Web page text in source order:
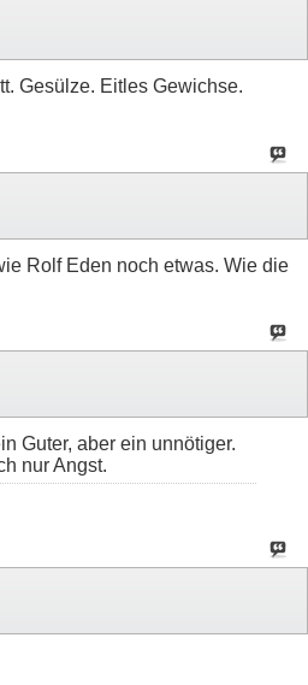
Gesülze. Eitles Gewichse.
Rolf Eden noch etwas. Wie die
Guter, aber ein unnötiger.
nur Angst.